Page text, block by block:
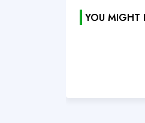
YOU MIGHT